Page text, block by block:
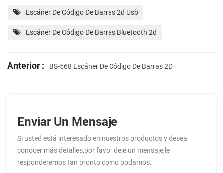
Escáner De Código De Barras 2d Usb
Escáner De Código De Barras Bluetooth 2d
Anterior : BS-568 Escáner De Código De Barras 2D
Enviar Un Mensaje
Si usted está interesado en nuestros productos y desea
conocer más detalles,por favor deje un mensaje,le
responderemos tan pronto como podamos.